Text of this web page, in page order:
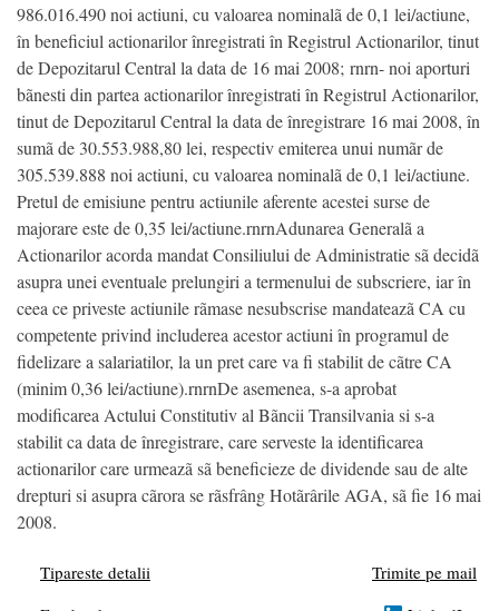
986.016.490 noi actiuni, cu valoarea nominalã de 0,1 lei/actiune,
în beneficiul actionarilor înregistrati în Registrul Actionarilor, tinut
de Depozitarul Central la data de 16 mai 2008; rnrn- noi aporturi
bãnesti din partea actionarilor înregistrati în Registrul Actionarilor,
tinut de Depozitarul Central la data de înregistrare 16 mai 2008, în
sumã de 30.553.988,80 lei, respectiv emiterea unui numãr de
305.539.888 noi actiuni, cu valoarea nominalã de 0,1 lei/actiune.
Pretul de emisiune pentru actiunile aferente acestei surse de
majorare este de 0,35 lei/actiune.rnrnAdunarea Generalã a
Actionarilor acorda mandat Consiliului de Administratie sã decidã
asupra unei eventuale prelungiri a termenului de subscriere, iar în
ceea ce priveste actiunile rãmase nesubscrise mandateazã CA cu
competente privind includerea acestor actiuni în programul de
fidelizare a salariatilor, la un pret care va fi stabilit de cãtre CA
(minim 0,36 lei/actiune).rnrnDe asemenea, s-a aprobat
modificarea Actului Constitutiv al Bãncii Transilvania si s-a
stabilit ca data de înregistrare, care serveste la identificarea
actionarilor care urmeazã sã beneficieze de dividende sau de alte
drepturi si asupra cãrora se rãsfrâng Hotãrârile AGA, sã fie 16 mai
2008.
Tipareste detalii
Trimite pe mail